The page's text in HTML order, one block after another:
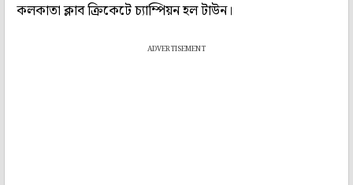
কলকাতা ক্লাব ক্রিকেটে চ্যাম্পিয়ন হল টাউন।
ADVERTISEMENT